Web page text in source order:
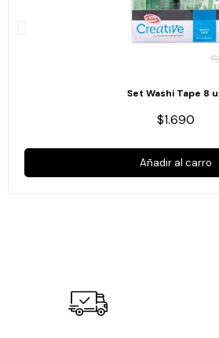
Set Washi Tape 8
$1.690
Añadir al carro